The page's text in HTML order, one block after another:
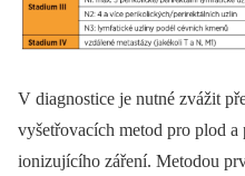
V diagnostice je nutné zvážit
vyšetřovacích metod pro plod a
ionizujícího záření. Metodou